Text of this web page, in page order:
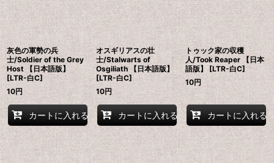
灰色の軍勢の兵
士/Soldier of the Grey
Host 【日本語版】
[LTR-白C]
10円
カートに入れる
オスギリアスの壮
士/Stalwarts of
Osgiliath 【日本語版】
[LTR-白C]
10円
カートに入れる
トゥック家の収穫
人/Took Reaper 【日本
語版】 [LTR-白C]
10円
カートに入れる